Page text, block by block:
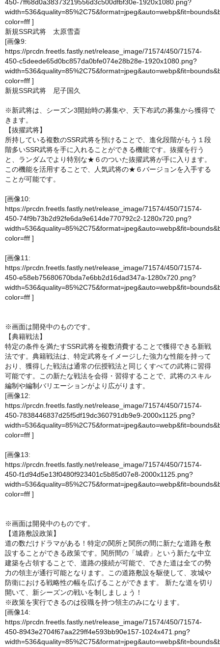
450-7ff68d0a38373219556d3c500dfbf30e-1920x1080.png?
color=fff ]
新規SSR武将 太原雪斎
[画像9:
https://prcdn.freetls.fastly.net/release_image/71574/450/71574-
450-c5deede65d0bc857da0bfe074e28b28e-1920x1080.png?
color=fff ]
新規SSR武将 尼子国久
※新武将は、シーズン3開始時の募集や、天下布武の募集から獲得で
きます。
【抜擢武将】
所持している複数のSSR武将を預けることで、進化段階がもう１段
階多いSSR武将を手に入れることができる機能です。抜擢を行う
と、ランダムでより特別な★６のついた抜擢武将が手に入ります。
この機能を活用することで、人気武将の★６バージョンを入手する
ことが可能です。
[画像10:
https://prcdn.freetls.fastly.net/release_image/71574/450/71574-
450-74f9b73b2d92fe6da9e614de770792c2-1280x720.png?
color=fff ]
[画像11:
https://prcdn.freetls.fastly.net/release_image/71574/450/71574-
450-e58eb75680670bda7e6bb2d16dad347a-1280x720.png?
color=fff ]
※画面は開発中のものです。
【典籍戦法】
特定の条件を満たすSSR武将を複数消費することで獲得できる新戦
法です。典籍戦法は、特定武将をイメージした強力な性能を持って
おり、獲得した戦法は通常の伝授戦法と同じくすべての武将に習得
可能です。この新たな戦法を会得・習得することで、武将のスキル
編制や編制バリエーションがより広がります。
[画像12:
https://prcdn.freetls.fastly.net/release_image/71574/450/71574-
450-7838446837d25f5df19dc360791db9e9-2000x1125.png?
color=fff ]
[画像13:
https://prcdn.freetls.fastly.net/release_image/71574/450/71574-
450-f1d94d5e13f0480f923401c5b85d07e8-2000x1125.png?
color=fff ]
※画面は開発中のものです。
【道路敷設政策】
道の数だけドラマがある！特定の関所と関所の間に新たな道路を敷
設することができる政策です。関所間の「城砦」という新たな中立
建築を占領することで、道路の接続が可能で、できた道は全ての勢
力の領主が通行可能となります。この道路敷設を駆使して、攻城や
防衛における戦略性の幅を広げることができます。 新たな道を切り
開いて、新シーズンの戦いを制しましょう！
※政策を実行できるのは役職を持つ領主のみになります。
[画像14:
https://prcdn.freetls.fastly.net/release_image/71574/450/71574-
450-8943e2704f67aa229ff4e593bb90e157-1024x471.png?